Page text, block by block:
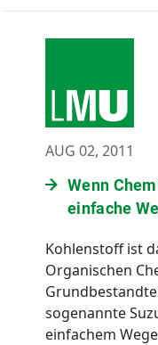
AUG 02, 2011
Wenn
einfache
Kohlenstoff ist
Organischen
sogenannte
einfachem